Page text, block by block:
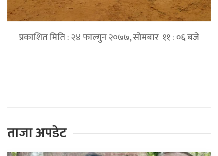
प्रकाशित मिति : २४ फाल्गुन २०७७, सोमबार ११ : ०६ बजे
ताजा अपडेट